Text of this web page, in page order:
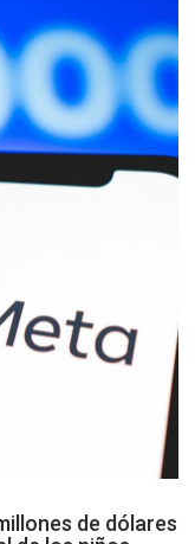
de dólares